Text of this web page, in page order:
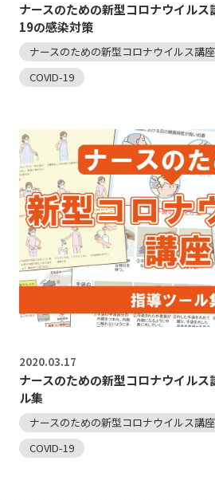
ナースのための新型コロナウイル
19の感染対策
ナースのための新型コロナウイルス講座
COVID-19
2020.03.17
ナースのための新型コロナウイル
ル集
ナースのための新型コロナウイルス講座
COVID-19